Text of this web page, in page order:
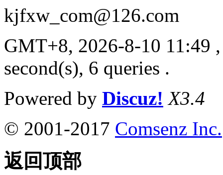
kjfxw_com@126.com
GMT+8, 2026-8-10 11:49
second(s), 6 queries .
Powered by Discuz! X3.4
© 2001-2017 Comsenz Inc.
返回顶部